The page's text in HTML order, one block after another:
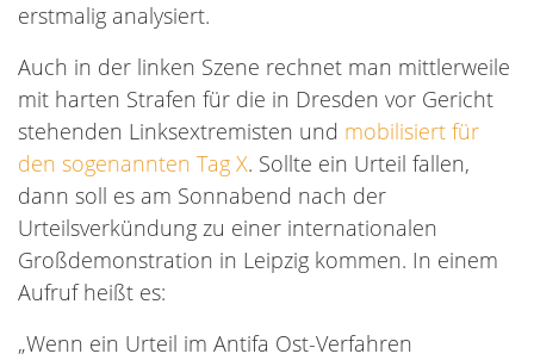
erstmalig analysiert.
Auch in der linken Szene rechnet man mittlerweile
mit harten Strafen für die in Dresden vor Gericht
stehenden Linksextremisten und mobilisiert für
den sogenannten Tag X. Sollte ein Urteil fallen,
dann soll es am Sonnabend nach der
Urteilsverkündung zu einer internationalen
Großdemonstration in Leipzig kommen. In einem
Aufruf heißt es:
„Wenn ein Urteil im Antifa Ost-Verfahren